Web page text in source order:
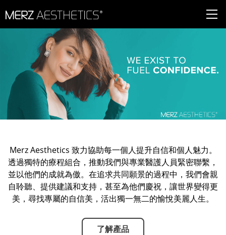
Merz Aesthetics 致力協助每一個人提升自信和個人魅力。
透過獨特的療程組合，推動我們與專業醫護人員緊密聯繫，
並以他們的成就為傲。在追求共同願景的過程中，我們會親
自聆聽、提供建議和支持，甚至為他們慶祝，讓世界變得更
美，尋找專屬的自信美，活出獨一無二的愉悅美麗人生。
了解產品